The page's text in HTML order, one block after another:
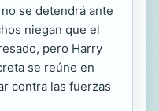
se detendrá ante
niegan que el
pero Harry
se reúne en
contra las fuerzas